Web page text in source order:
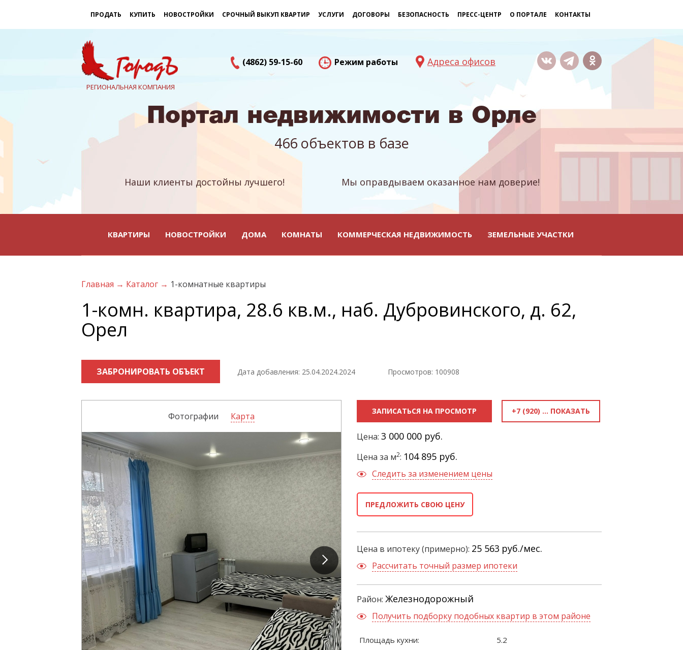
ПРОДАТЬ КУПИТЬ НОВОСТРОЙКИ СРОЧНЫЙ ВЫКУП КВАРТИР УСЛУГИ ДОГОВОРЫ БЕЗОПАСНОСТЬ ПРЕСС-ЦЕНТР О ПОРТАЛЕ КОНТАКТЫ
РЕГИОНАЛЬНАЯ КОМПАНИЯ
(4862) 59-15-60 Режим работы Адреса офисов
Портал недвижимости в Орле
466 объектов в базе
Наши клиенты достойны лучшего! Мы оправдываем оказанное нам доверие!
КВАРТИРЫ НОВОСТРОЙКИ ДОМА КОМНАТЫ КОММЕРЧЕСКАЯ НЕДВИЖИМОСТЬ ЗЕМЕЛЬНЫЕ УЧАСТКИ
Главная → Каталог → 1-комнатные квартиры
1-комн. квартира, 28.6 кв.м., наб. Дубровинского, д. 62,
Орел
ЗАБРОНИРОВАТЬ ОБЪЕКТ Дата добавления: 25.04.2024.2024 Просмотров: 100908
Фотографии Карта ЗАПИСАТЬСЯ НА ПРОСМОТР +7 (920) 818-81-70
Цена: 3 000 000 руб.
Цена за м2: 104 895 руб.
Следить за изменением цены
ПРЕДЛОЖИТЬ СВОЮ ЦЕНУ
Цена в ипотеку (примерно): 25 563 руб./мес.
Рассчитать точный размер ипотеки
Район: Железнодорожный
Получить подборку подобных квартир в этом районе
Площадь кухни:
5.2